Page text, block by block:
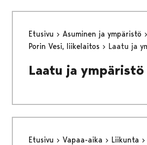
Etusivu
Asuminen ja ympäristö
Porin Vesi, liikelaitos
Laatu ja
Laatu ja ympäristö
Etusivu Vapaa-aika
Liikunta